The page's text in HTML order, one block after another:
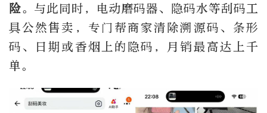
险。与此同时，电动磨码器、隐码水等刮码工
具公然售卖，专门帮商家清除溯源码、条形
码、日期或香烟上的隐码，月销最高达上千
单。